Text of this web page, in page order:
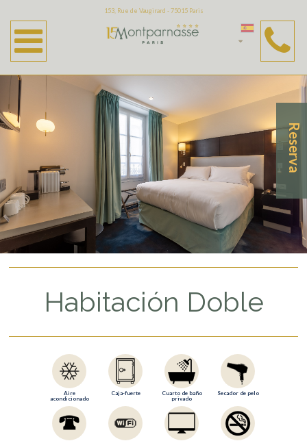
153, Rue de Vaugirard - 75015 Paris
Reserva
Habitación Doble
Aire
acondicionado
Caja-fuerte
Cuarto de baño
privado
Secador de pelo